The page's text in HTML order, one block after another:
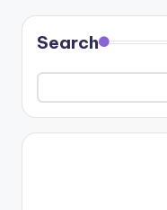
pagination
Search